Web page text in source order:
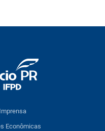
Econômicas